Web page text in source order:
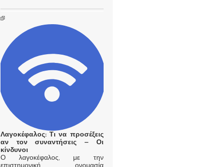
Λαγοκέφαλος: Τι να προσέξεις
αν τον συναντήσεις – Οι
κίνδυνοι
Ο λαγοκέφαλος, με την